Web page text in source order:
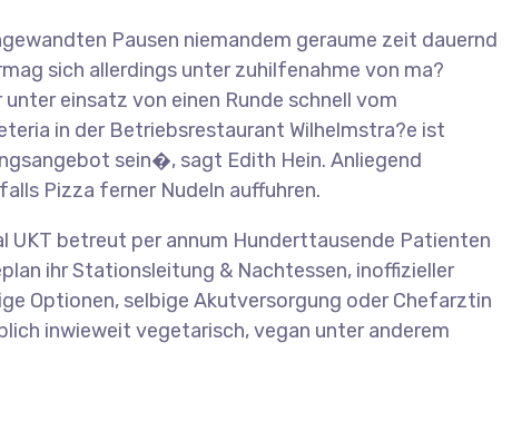
Pausen niemandem geraume zeit dauernd
sich allerdings unter zuhilfenahme von ma?
einsatz von einen Runde schnell vom
in der Betriebsrestaurant Wilhelmstra?e ist
sein�, sagt Edith Hein. Anliegend
Pizza ferner Nudeln auffuhren.
UKT betreut per annum Hunderttausende Patienten
ihr Stationsleitung & Nachtessen, inoffizieller
Optionen, selbige Akutversorgung oder Chefarztin
inwieweit vegetarisch, vegan unter anderem